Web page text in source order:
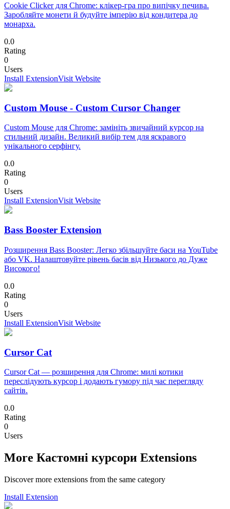
Cookie Clicker для Chrome: клікер-гра про випічку печива.
Заробляйте монети й будуйте імперію від кондитера до
монарха.
0.0
Rating
0
Users
Install ExtensionVisit Website
Custom Mouse - Custom Cursor Changer
Custom Mouse для Chrome: замініть звичайний курсор на
стильний дизайн. Великий вибір тем для яскравого
унікального серфінгу.
0.0
Rating
0
Users
Install ExtensionVisit Website
Bass Booster Extension
Розширення Bass Booster: Легко збільшуйте баси на YouTube
або VK. Налаштовуйте рівень басів від Низького до Дуже
Високого!
0.0
Rating
0
Users
Install ExtensionVisit Website
Cursor Cat
Cursor Cat — розширення для Chrome: милі котики
переслідують курсор і додають гумору під час перегляду
сайтів.
0.0
Rating
0
Users
More Кастомні курсори Extensions
Discover more extensions from the same category
Install Extension